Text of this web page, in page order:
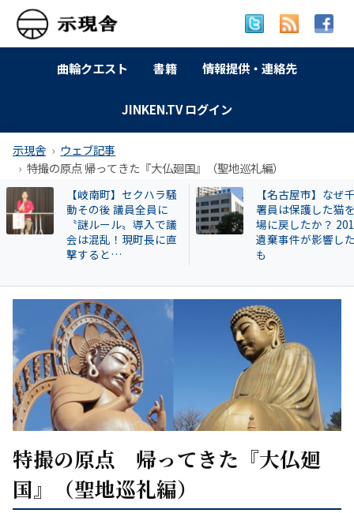
曲輪クエスト 書籍 情報提供・連絡先
JINKEN.TV ログイン
示現舎
ウェブ記事
特撮の原点 帰ってきた『大仏廻国』（聖地巡礼編）
【名古屋市】なぜ千種
署員は保護した猫を現
場に戻したか？ 2013年
遺棄事件が影響したと
も
【和歌山自民】世
成氏が復党で 保守
の和歌山市長選に
響 ！世耕派・尾崎
県議が有力候補へ
特撮の原点 帰ってきた『大仏廻
国』（聖地巡礼編）